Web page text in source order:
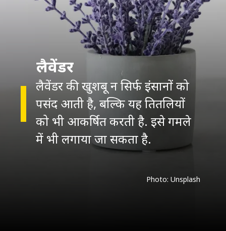
लैवेंडर
लैवेंडर की खुशबू न सिर्फ इंसानों को
पसंद आती है, बल्कि यह तितलियों
को भी आकर्षित करती है. इसे गमले
में भी लगाया जा सकता है.
Photo: Unsplash